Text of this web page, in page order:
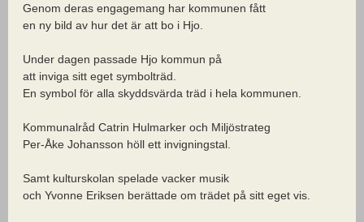
Genom deras engagemang har kommunen fått
en ny bild av hur det är att bo i Hjo.
Under dagen passade Hjo kommun på
att inviga sitt eget symbolträd.
En symbol för alla skyddsvärda träd i hela kommunen.
Kommunalråd Catrin Hulmarker och Miljöstrateg
Per-Åke Johansson höll ett invigningstal.
Samt kulturskolan spelade vacker musik
och Yvonne Eriksen berättade om trädet på sitt eget vis.